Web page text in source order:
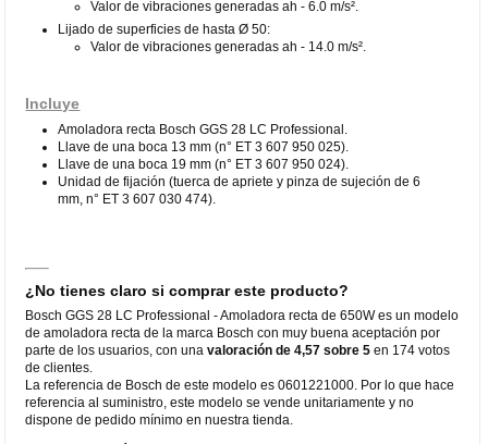
Valor de vibraciones generadas ah - 6.0 m/s².
Lijado de superficies de hasta Ø 50:
Valor de vibraciones generadas ah - 14.0 m/s².
Incluye
Amoladora recta Bosch GGS 28 LC Professional.
Llave de una boca 13 mm (n° ET 3 607 950 025).
Llave de una boca 19 mm (n° ET 3 607 950 024).
Unidad de fijación (tuerca de apriete y pinza de sujeción de 6
mm, n° ET 3 607 030 474).
¿No tienes claro si comprar este producto?
Bosch GGS 28 LC Professional - Amoladora recta de 650W es un modelo
de amoladora recta de la marca Bosch con muy buena aceptación por
parte de los usuarios, con unavaloración de 4,57 sobre 5 en 174 votos
de clientes.
La referencia de Bosch de este modelo es 0601221000. Por lo que hace
referencia al suministro, este modelo se vende unitariamente y no
dispone de pedido mínimo en nuestra tienda.